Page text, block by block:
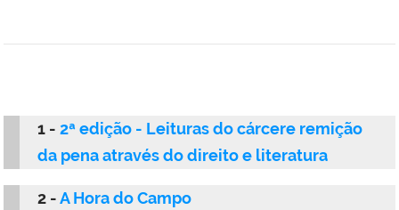
1 - 2ª edição - Leituras do cárcere remição
da pena através do direito e literatura
2 -A Hora do Campo